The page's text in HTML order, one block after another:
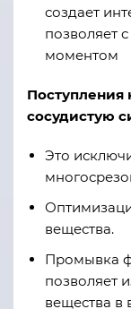
создает
позволяет
моментом
Поступления
сосудистую
Это
вещества.
Промывка
позволяет
вещества в